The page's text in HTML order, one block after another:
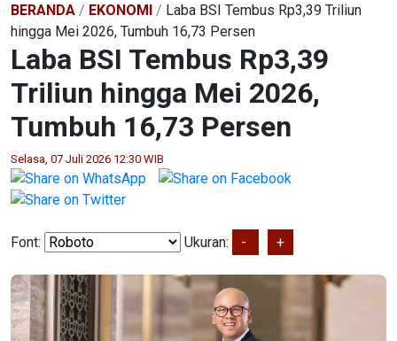
BERANDA / EKONOMI / Laba BSI Tembus Rp3,39 Triliun
hingga Mei 2026, Tumbuh 16,73 Persen
Laba BSI Tembus Rp3,39
Triliun hingga Mei 2026,
Tumbuh 16,73 Persen
Selasa, 07 Juli 2026 12:30 WIB
Font: Ukuran: - +